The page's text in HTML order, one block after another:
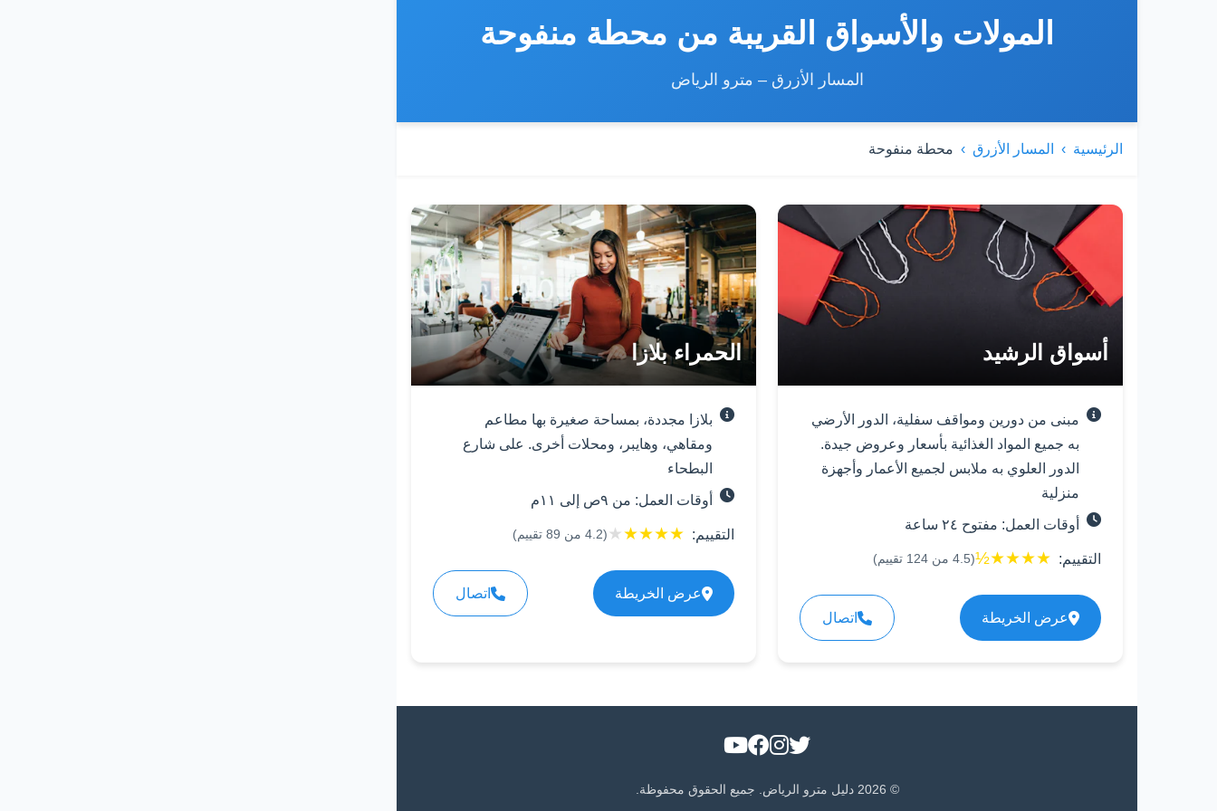
المولات والأسواق القريبة من محطة منفوحة
المسار الأزرق – مترو الرياض
الرئيسية المسار الأزرق محطة منفوحة
قائمة المولات والأسواق
أسواق الرشيد
مبنى من دورين ومواقف سفلية، الدور الأرضي
به جميع المواد الغذائية بأسعار وعروض جيدة.
الدور العلوي به ملابس لجميع الأعمار وأجهزة
منزلية
أوقات العمل: مفتوح ٢٤ ساعة
التقييم: ★
★
★
★
½
(
4.5 من 124 تقييم)
عرض الخريطة اتصال
الحمراء بلازا
بلازا مجددة، بمساحة صغيرة بها مطاعم
ومقاهي، وهايبر، ومحلات أخرى. على شارع
البطحاء
أوقات العمل: من ٩ص إلى ١١م
التقييم: ★
★
★
★
★
(
4.2من 89تقييم)
عرض الخريطة اتصال
©
2026 دليل مترو الرياض. جميع الحقوق محفوظة.